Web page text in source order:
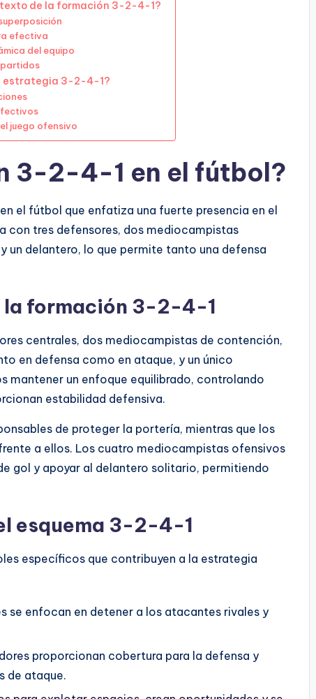
de la formación 3-2-4-1?
efectiva
del equipo
partidos
estrategia 3-2-4-1?
juego ofensivo
3-2-4-1 en el fútbol?
el fútbol que enfatiza una fuerte presencia en el
con tres defensores, dos mediocampistas
delantero, lo que permite tanto una defensa
la formación 3-2-4-1
centrales, dos mediocampistas de contención,
en defensa como en ataque, y un único
mantener un enfoque equilibrado, controlando
estabilidad defensiva.
de proteger la portería, mientras que los
a ellos. Los cuatro mediocampistas ofensivos
gol y apoyar al delantero solitario, permitiendo
esquema 3-2-4-1
específicos que contribuyen a la estrategia
se enfocan en detener a los atacantes rivales y
proporcionan cobertura para la defensa y
de ataque.